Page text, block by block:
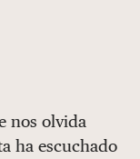
nos olvida
ha escuchado